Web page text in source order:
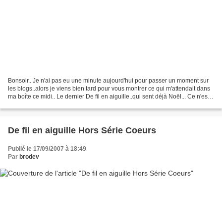
Bonsoir.. Je n'ai pas eu une minute aujourd'hui pour passer un moment sur
les blogs..alors je viens bien tard pour vous montrer ce qui m'attendait dans
ma boîte ce midi.. Le dernier De fil en aiguille..qui sent déjà Noël... Ce n'est
De fil en aiguille Hors Série Coeurs
Publié le 17/09/2007 à 18:49
Par brodev